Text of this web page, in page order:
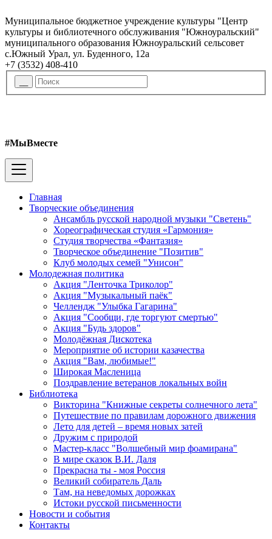
Муниципальное бюджетное учреждение культуры "Центр
культуры и библиотечного обслуживания "Южноуральский"
муниципального образования Южноуральский сельсовет
с.Южный Урал, ул. Буденного, 12а
+7 (3532) 408-410
#МыВместе
Главная
Творческие объединения
Ансамбль русской народной музыки "Светень"
Хореографическая студия «Гармония»
Студия творчества «Фантазия»
Творческое объединение "Позитив"
Клуб молодых семей "Унисон"
Молодежная политика
Акция "Ленточка Триколор"
Акция "Музыкальный паёк"
Челлендж "Улыбка Гагарина"
Акция "Сообщи, где торгуют смертью"
Акция "Будь здоров"
Молодёжная Дискотека
Мероприятие об истории казачества
Акция "Вам, любимые!"
Широкая Масленица
Поздравление ветеранов локальных войн
Библиотека
Викторина "Книжные секреты солнечного лета"
Путешествие по правилам дорожного движения
Лето для детей – время новых затей
Дружим с природой
Мастер-класс "Волшебный мир фоамирана"
В мире сказок В.И. Даля
Прекрасна ты - моя Россия
Великий собиратель Даль
Там, на неведомых дорожках
Истоки русской письменности
Новости и события
Контакты